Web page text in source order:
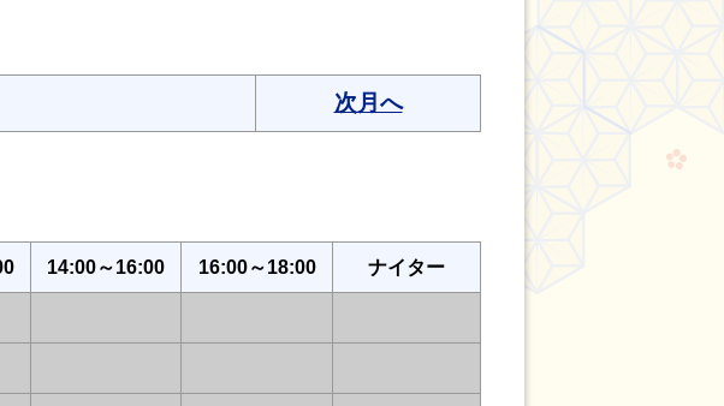
次月へ
14:00～16:00 16:00～18:00 ナイター